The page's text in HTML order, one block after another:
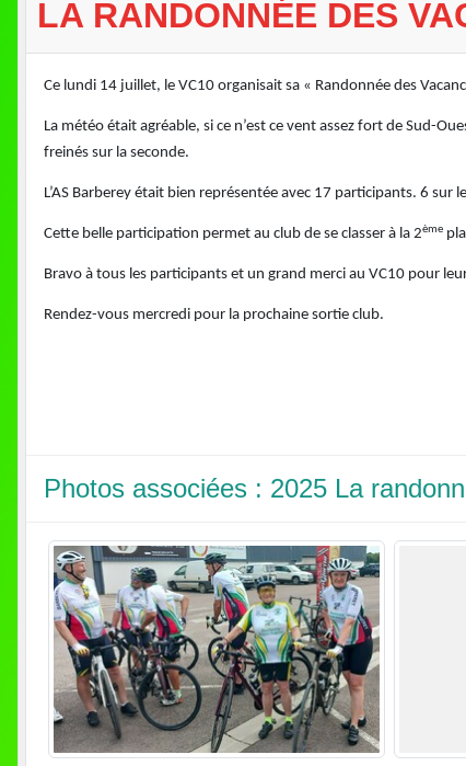
LA RANDONNÉE DES
Ce lundi 14 juillet, le VC10 organisait sa « Randonnée des
La météo était agréable, si ce n’est ce vent assez fort de Sud-
freinés sur la seconde.
L’AS Barberey était bien représentée avec 17 participants. 6
Cette belle participation permet au club de se classer à la 2ème
Bravo à tous les participants et un grand merci au VC10 pour
Rendez-vous mercredi pour la prochaine sortie club.
Photos associées : 2025 La